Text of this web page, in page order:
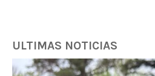
ULTIMAS NOTICIAS